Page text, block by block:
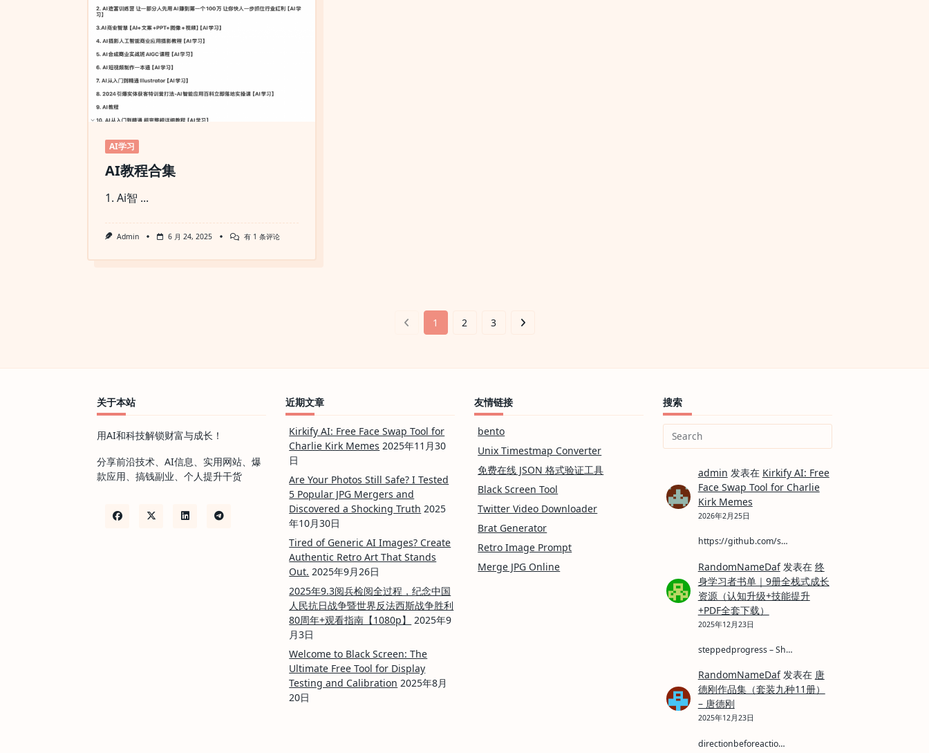
AI学习
AI教程合集
1. Ai智 ...
Admin 6 月 24, 2025
AI
有 1 条评论
1 2 3
关于本站
用AI和科技解锁财富与成长！
分享前沿技术、AI信息、实用网站、爆
款应用、搞钱副业、个人提升干货
近期文章
Kirkify AI: Free Face Swap Tool for
Charlie Kirk Memes 2025年11月30
日
Are Your Photos Still Safe? I Tested
5 Popular JPG Mergers and
Discovered a Shocking Truth 2025
年10月30日
Tired of Generic AI Images? Create
Authentic Retro Art That Stands
Out. 2025年9月26日
2025年9.3阅兵检阅全过程，纪念中国
人民抗日战争暨世界反法西斯战争胜利
80周年+观看指南【1080p】
2025年9
月3日
Welcome to Black Screen: The
Ultimate Free Tool for Display
Testing and Calibration 2025年8月
20日
友情链接
bento
Unix Timestmap Converter
免费在线 JSON 格式验证工具
Black Screen Tool
Twitter Video Downloader
Brat Generator
Retro Image Prompt
Merge JPG Online
搜索
Search
admin 发表在 Kirkify AI: Free
Face Swap Tool for Charlie
Kirk Memes
2026年2月25日
https://github.com/s…
RandomNameDaf发表在 终
身学习者书单｜9册全栈式成长
资源（认知升级+技能提升
+PDF全套下载）
2025年12月23日
steppedprogress – Sh…
RandomNameDaf发表在 唐
德刚作品集（套装九种11册）
– 唐德刚
2025年12月23日
directionbeforeactio…